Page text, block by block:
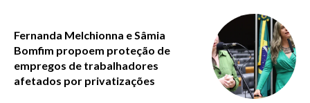
Fernanda Melchionna e Sâmia
Bomfim propoem proteção de
empregos de trabalhadores
afetados por privatizações